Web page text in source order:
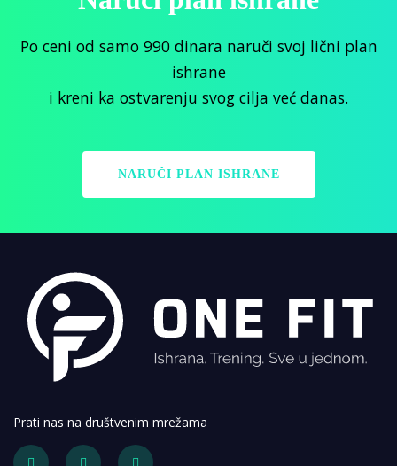
Po ceni od samo 990 dinara naruči svoj lični plan
ishrane
i kreni ka ostvarenju svog cilja već danas.
NARUČI PLAN ISHRANE
Prati nas na društvenim mrežama